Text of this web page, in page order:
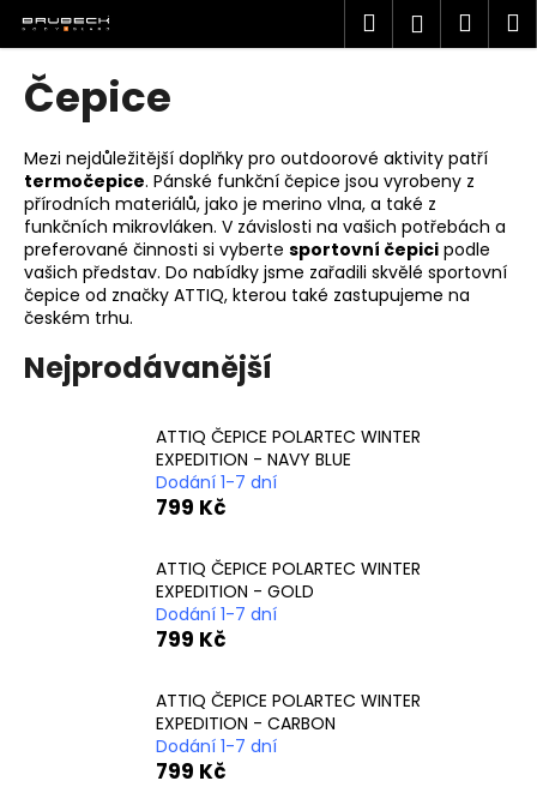
obsah
Hledat
Čepice
Mezi nejdůležitější doplňky pro outdoorové aktivity patří
termočepice. Pánské funkční čepice jsou vyrobeny z
přírodních materiálů, jako je merino vlna, a také z
funkčních mikrovláken. V závislosti na vašich potřebách a
preferované činnosti si vyberte sportovní čepici podle
vašich představ. Do nabídky jsme zařadili skvělé sportovní
čepice od značky ATTIQ, kterou také zastupujeme na
českém trhu.
Nejprodávanější
ATTIQ ČEPICE POLARTEC WINTER
EXPEDITION - NAVY BLUE
Dodání 1-7 dní
799 Kč
ATTIQ ČEPICE POLARTEC WINTER
EXPEDITION - GOLD
Dodání 1-7 dní
799 Kč
ATTIQ ČEPICE POLARTEC WINTER
EXPEDITION - CARBON
Dodání 1-7 dní
799 Kč
o
o
p
o
t
ř
e
b
u